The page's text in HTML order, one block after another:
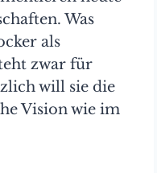
Was
als
zwar für
will sie die
Vision wie im